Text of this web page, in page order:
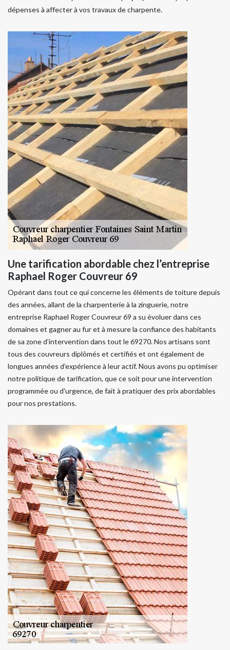
dépenses à affecter à vos travaux de charpente.
Une tarification abordable chez l’entreprise
Raphael Roger Couvreur 69
Opérant dans tout ce qui concerne les éléments de toiture depuis
des années, allant de la charpenterie à la zinguerie, notre
entreprise Raphael Roger Couvreur 69 a su évoluer dans ces
domaines et gagner au fur et à mesure la confiance des habitants
de sa zone d’intervention dans tout le 69270. Nos artisans sont
tous des couvreurs diplômés et certifiés et ont également de
longues années d’expérience à leur actif. Nous avons pu optimiser
notre politique de tarification, que ce soit pour une intervention
programmée ou d'urgence, de fait à pratiquer des prix abordables
pour nos prestations.